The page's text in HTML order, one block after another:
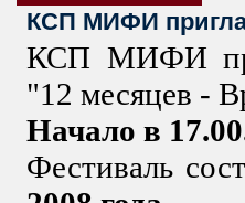
КСП МИФИ
КСП МИФИ
"12 месяцев -
Начало в
Фестиваль